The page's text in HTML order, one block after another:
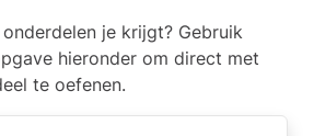
je krijgt? Gebruik
hieronder om direct met
te oefenen.